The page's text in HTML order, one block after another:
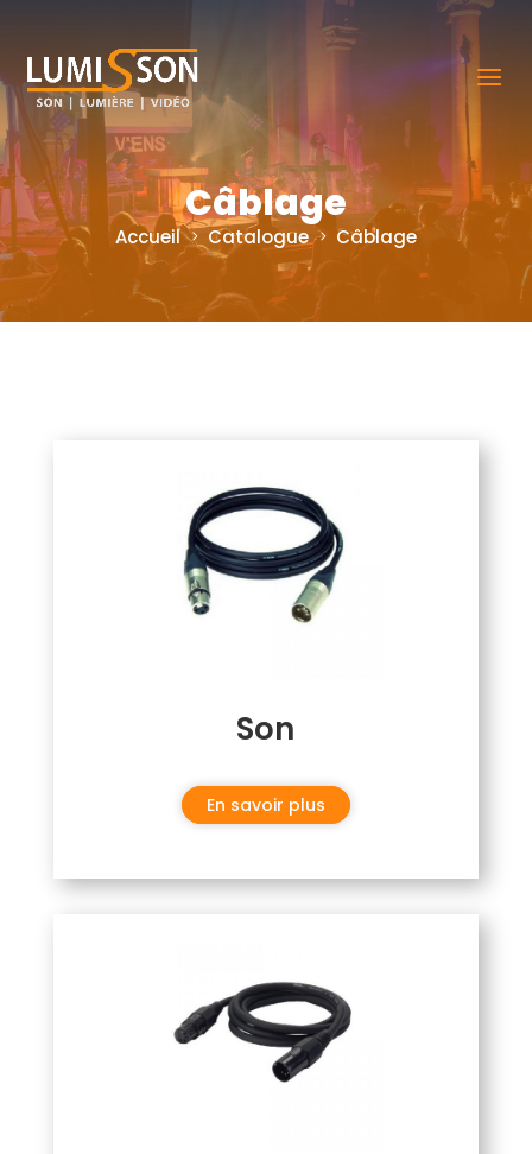
Câblage
Accueil Catalogue Câblage
Son
En savoir plus